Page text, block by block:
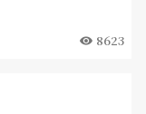
8623